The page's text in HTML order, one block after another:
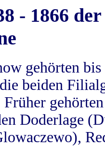
- 1866
gehörten
beiden
Doderlage